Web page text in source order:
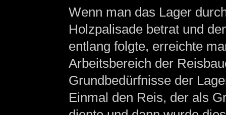
Wenn man das Lager
Holzpalisade betrat und
entlang folgte, erreichte
Arbeitsbereich der
Grundbedürfnisse der
Einmal den Reis, der als